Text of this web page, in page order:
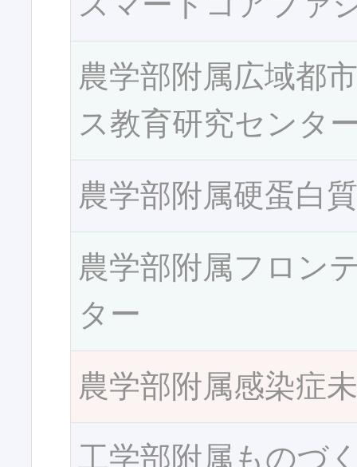
農学部附属広域都
ス教育研究センタ
農学部附属硬蛋白
農学部附属フロン
ター
農学部附属感染症
工学部附属ものづ